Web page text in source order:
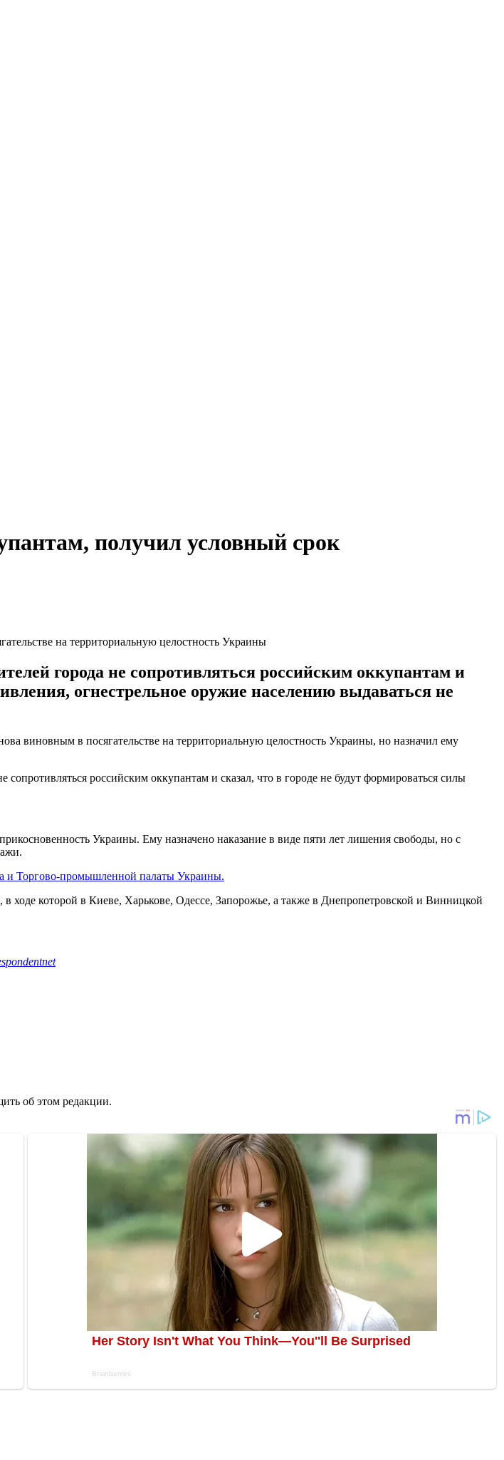
получил условный срок
на территориальную целостность Украины
города не сопротивляться российским оккупантам и
огнестрельное оружие населению выдаваться не
виновным в посягательстве на территориальную целостность Украины, но назначил ему
российским оккупантам и сказал, что в городе не будут формироваться силы
Украины. Ему назначено наказание в виде пяти лет лишения свободы, но с
и Торгово-промышленной палаты Украины.
которой в Киеве, Харькове, Одессе, Запорожье, а также в Днепропетровской и Винницкой
об этом редакции.